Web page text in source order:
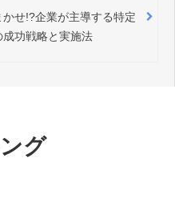
かせ!?企業が主導する特定
功戦略と実施法
グ